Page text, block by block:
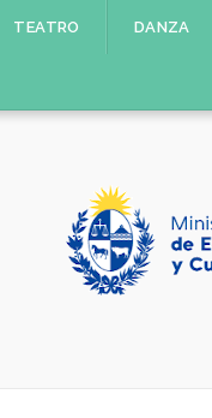
TEATRO DANZA